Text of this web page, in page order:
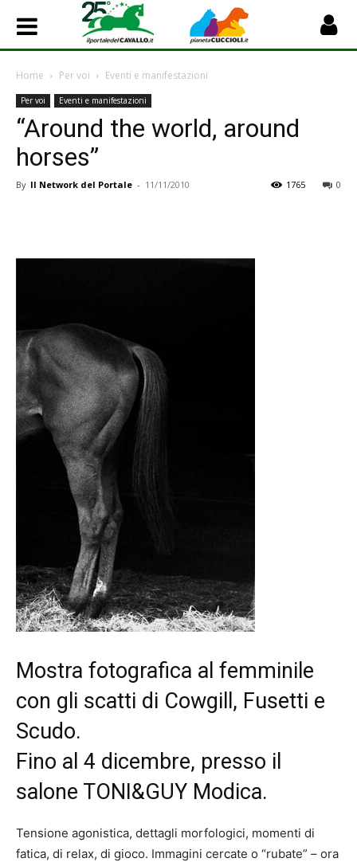
Home Per voi Eventi e manifestazioni
Per voi Eventi e manifestazioni
“Around the world, around
horses”
By Il Network del Portale - 11/11/2010 0
1765
Mostra fotografica al femminile
con gli scatti di Cowgill, Fusetti e
Scudo.
Fino al 4 dicembre, presso il
salone TONI&GUY Modica.
Tensione agonistica, dettagli morfologici, momenti di
fatica, di relax, di gioco. Immagini cercate o “rubate” – ora